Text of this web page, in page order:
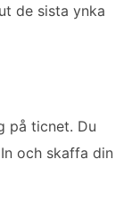
de sista ynka
på ticnet. Du
och skaffa din